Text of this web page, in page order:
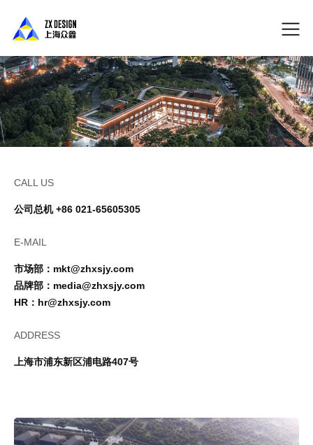
CALL US
公司总机 +86 021-65605305
E-MAIL
市场部：mkt@zhxsjy.com
品牌部：media@zhxsjy.com
HR：hr@zhxsjy.com
ADDRESS
上海市浦东新区浦电路407号